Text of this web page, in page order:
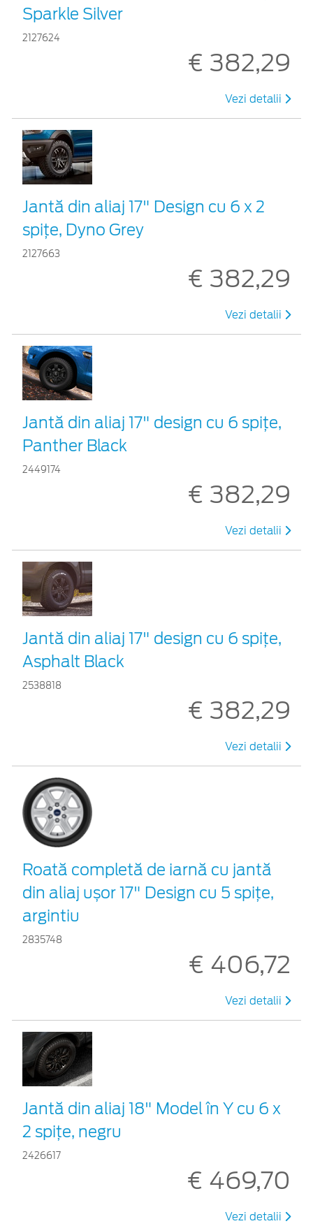
Sparkle Silver
2127624
€ 382,29
Vezi detalii
Jantă din aliaj 17" Design cu 6 x 2
spițe, Dyno Grey
2127663
€ 382,29
Vezi detalii
Jantă din aliaj 17" design cu 6 spițe,
Panther Black
2449174
€ 382,29
Vezi detalii
Jantă din aliaj 17" design cu 6 spițe,
Asphalt Black
2538818
€ 382,29
Vezi detalii
Roată completă de iarnă cu jantă
din aliaj ușor 17" Design cu 5 spițe,
argintiu
2835748
€ 406,72
Vezi detalii
Jantă din aliaj 18" Model în Y cu 6 x
2 spițe, negru
2426617
€ 469,70
Vezi detalii